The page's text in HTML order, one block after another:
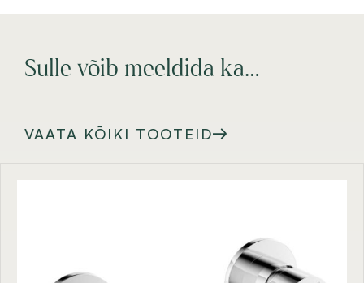
Sulle võib meeldida ka…
VAATA KÕIKI TOOTEID